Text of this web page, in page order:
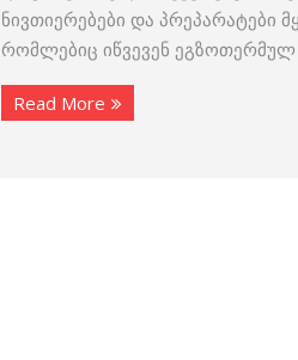
ნივთიერებები და პრეპარატები
რომლებიც იწვევენ
Read More